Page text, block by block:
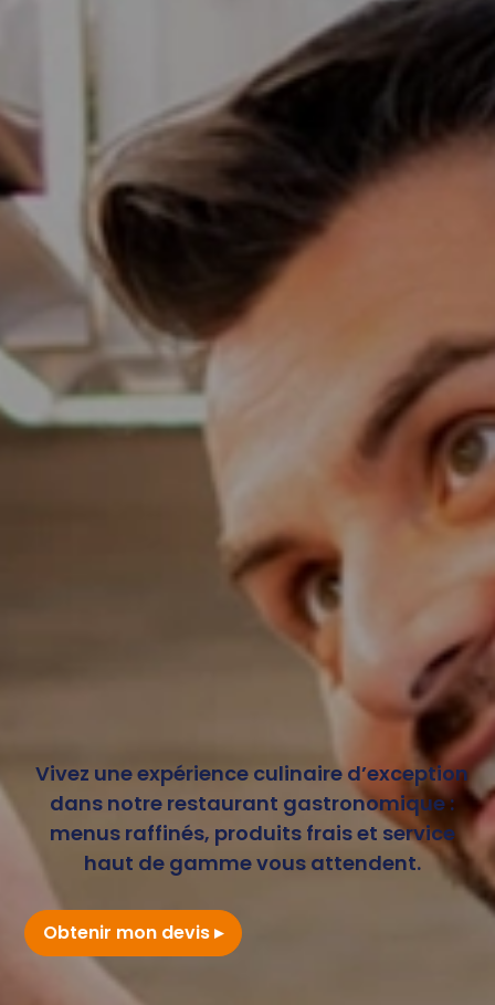
Vivez une expérience culinaire d’exception
dans notre restaurant gastronomique :
menus raffinés, produits frais et service
haut de gamme vous attendent.
Obtenir mon devis